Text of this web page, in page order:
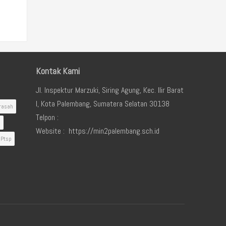
Ptsp
Kontak Kami
Jl. Inspektur Marzuki, Siring Agung, Kec. Ilir Barat
I, Kota Palembang, Sumatera Selatan 30138
Telpon :
Website : https://min2palembang.sch.id